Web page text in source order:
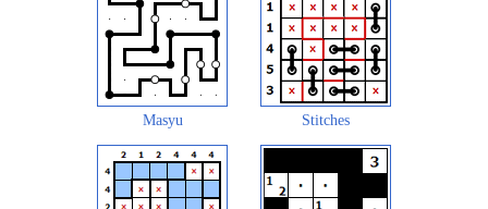
Masyu Stitches